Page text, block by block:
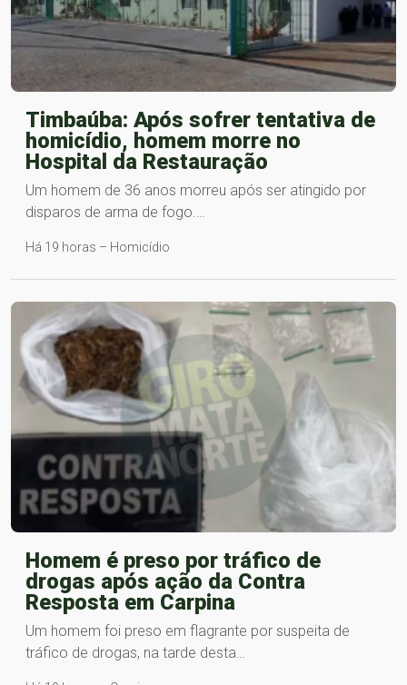
Timbaúba: Após sofrer tentativa de
homicídio, homem morre no
Hospital da Restauração
Um homem de 36 anos morreu após ser atingido por
disparos de arma de fogo.…
Há 19 horas – Homicídio
Homem é preso por tráfico de
drogas após ação da Contra
Resposta em Carpina
Um homem foi preso em flagrante por suspeita de
tráfico de drogas, na tarde desta…